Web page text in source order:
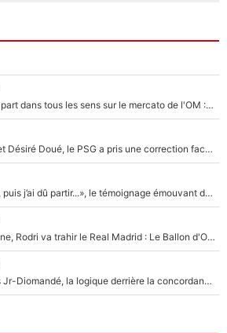
Medina, Rulli, Paixao... ça part dans tous les sens sur le mercato de l'OM : Frank McCourt va enfin récupérer l'argent qu'il attend ?
Sans Ousmane Dembélé et Désiré Doué, le PSG a pris une correction face à Majorque : Luis Enrique attend avec impatience des renforts !
F1 : « Je lui ai fait un câlin, puis j’ai dû partir...», le témoignage émouvant de Max Verstappen sur sa fille
Coup de théâtre en Espagne, Rodri va trahir le Real Madrid : Le Ballon d'Or a choisi de signer au FC Barcelone !
Mercato Analyse : Vincius Jr-Diomandé, la logique derrière la concordance des temps